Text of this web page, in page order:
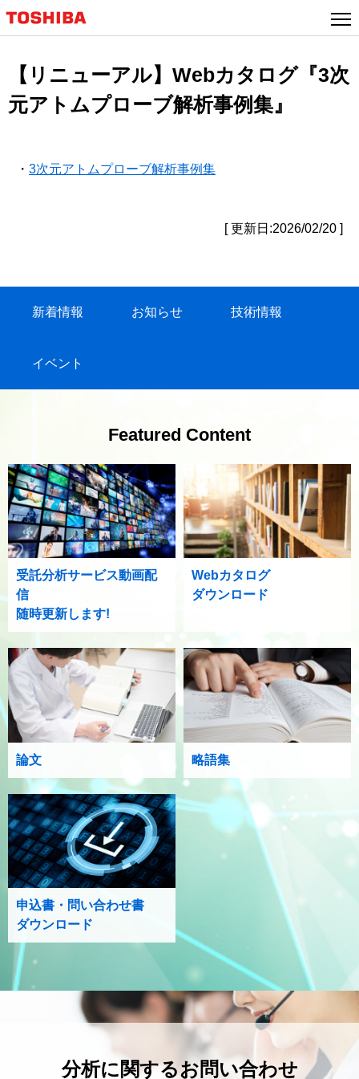
【リニューアル】Webカタログ『3次
元アトムプローブ解析事例集』
・ 3次元アトムプローブ解析事例集
[ 更新日:2026/02/20 ]
新着情報 お知らせ 技術情報
イベント
Featured Content
受託分析サービス動画配
信
随時更新します!
Webカタログ
ダウンロード
論文 略語集
申込書・問い合わせ書
ダウンロード
分析に関するお問い合わせ